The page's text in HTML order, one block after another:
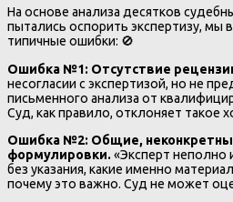
На основе анализа десятков
пытались оспорить экспертизу,
типичные ошибки: 🚫
Ошибка №1: Отсутствие
несогласии с экспертизой, но не
письменного анализа от
Суд, как правило, отклоняет такое
Ошибка №2: Общие,
формулировки.«Эксперт
без указания, какие именно
почему это важно. Суд не может